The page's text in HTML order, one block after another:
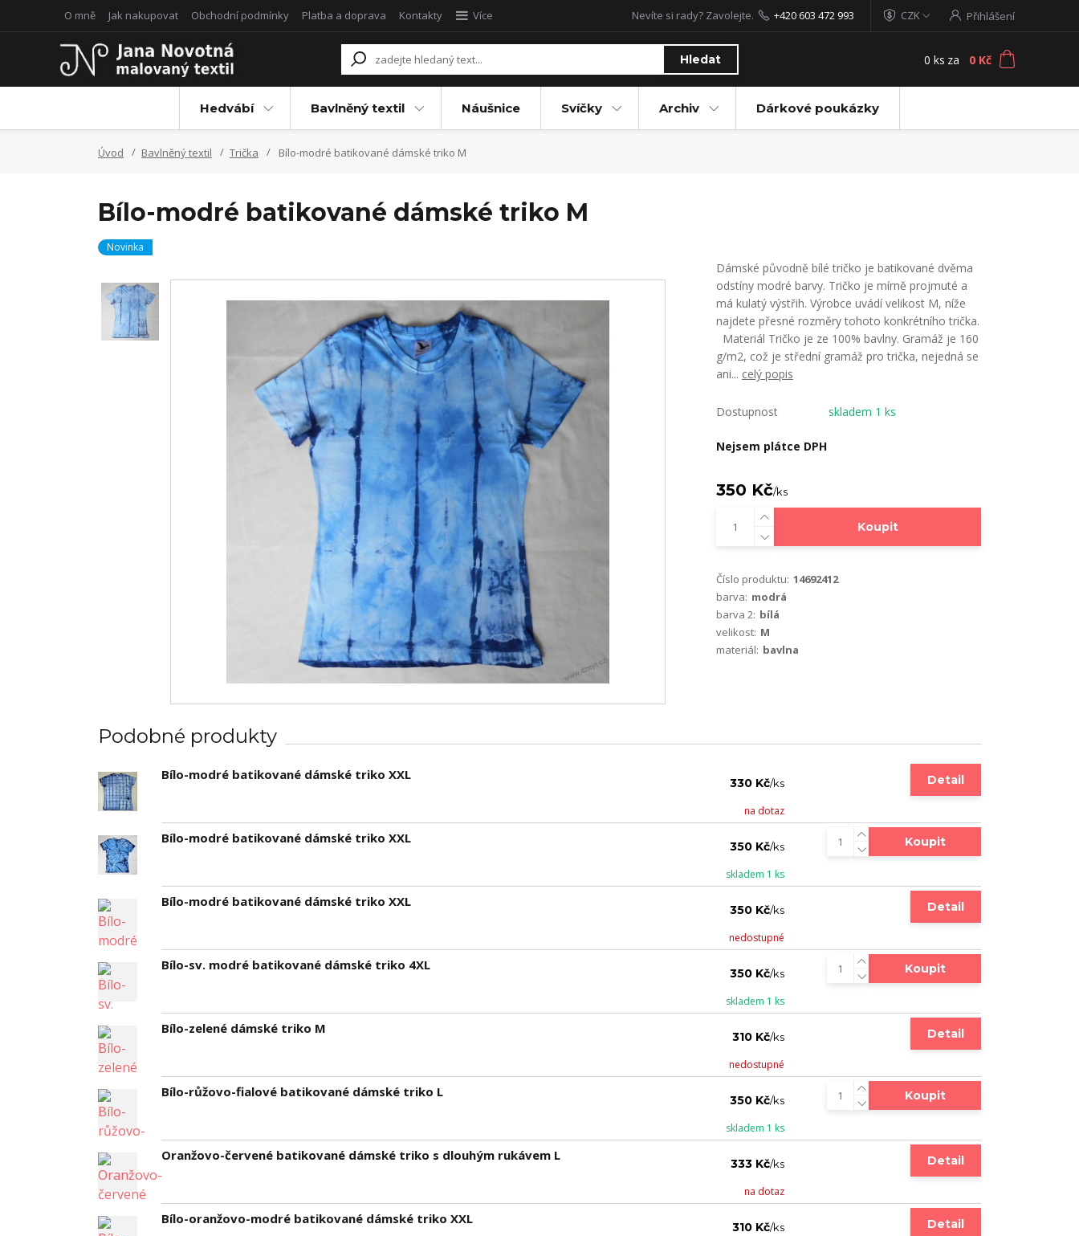
O mně Jak nakupovat Obchodní podmínky Platba a doprava Kontakty Více CZK Přihlášení
Hledat
Nevíte si rady? Zavolejte. +420 603 472 993
0 ks za 0 Kč
Hedvábí Bavlněný textil Náušnice Svíčky Archiv Dárkové poukázky
Úvod Bavlněný textil Trička Bílo-modré batikované dámské triko M
Bílo-modré batikované dámské triko M
Novinka
Dámské původně bílé tričko je batikované dvěma
odstíny modré barvy. Tričko je mírně projmuté a
má kulatý výstřih. Výrobce uvádí velikost M, níže
najdete přesné rozměry tohoto konkrétního trička.
Materiál Tričko je ze 100% bavlny. Gramáž je 160
g/m2, což je střední gramáž pro trička, nejedná se
ani... celý popis
Dostupnost skladem 1 ks
Nejsem plátce DPH
350 Kč/ks
Koupit
Číslo produktu: 14692412
barva: modrá
barva 2: bílá
velikost: M
materiál: bavlna
Podobné produkty
Bílo-modré batikované dámské triko XXL
330 Kč/ks
na dotaz
Detail
Bílo-modré batikované dámské triko XXL
350 Kč/ks
skladem 1 ks
Koupit
Bílo-modré batikované dámské triko XXL
350 Kč/ks
nedostupné
Detail
Bílo-sv. modré batikované dámské triko 4XL
350 Kč/ks
skladem 1 ks
Koupit
Bílo-zelené dámské triko M
310 Kč/ks
nedostupné
Detail
Bílo-růžovo-fialové batikované dámské triko L
350 Kč/ks
skladem 1 ks
Koupit
Oranžovo-červené batikované dámské triko s dlouhým rukávem L
333 Kč/ks
na dotaz
Detail
Bílo-oranžovo-modré batikované dámské triko XXL
310 Kč/ks Detail